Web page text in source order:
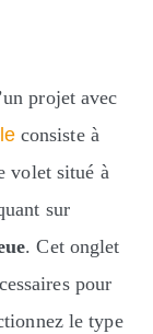
projet avec
consiste à
volet situé à
sur
. Cet onglet
pour
le type